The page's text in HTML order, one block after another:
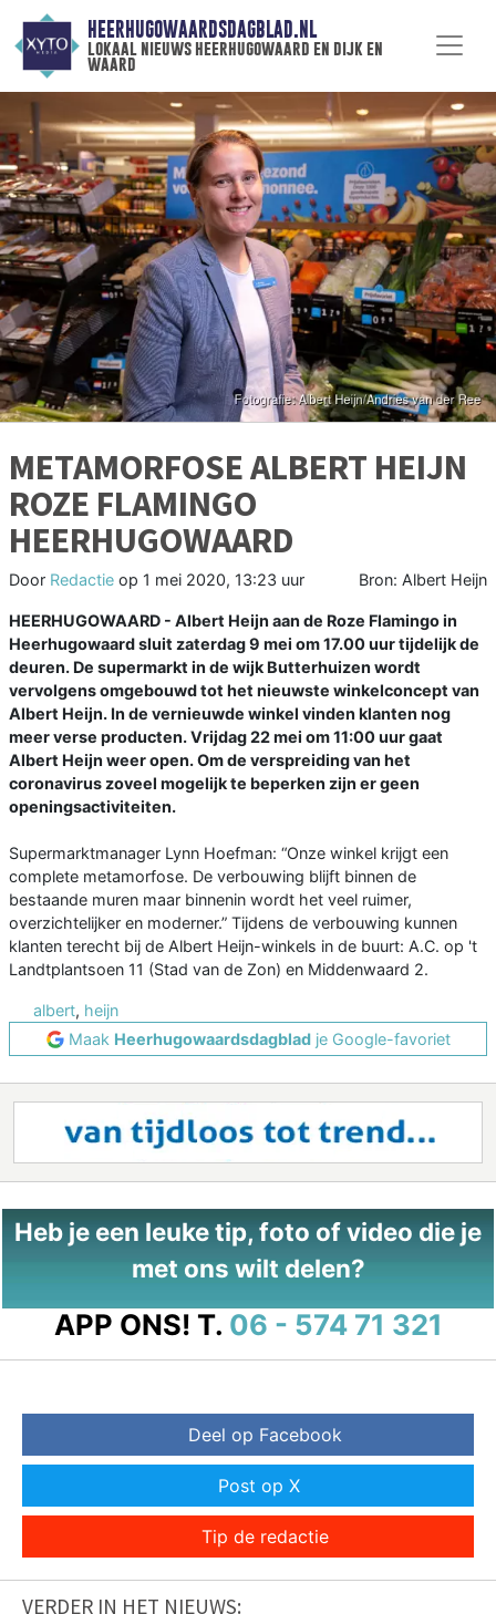
HEERHUGOWAARDSDAGBLAD.NL
lokaal nieuws heerhugowaard en dijk en
waard
METAMORFOSE ALBERT HEIJN
ROZE FLAMINGO
HEERHUGOWAARD
Door Redactie op 1 mei 2020, 13:23 uur Bron: Albert Heijn
HEERHUGOWAARD - Albert Heijn aan de Roze Flamingo in
Heerhugowaard sluit zaterdag 9 mei om 17.00 uur tijdelijk de
deuren. De supermarkt in de wijk Butterhuizen wordt
vervolgens omgebouwd tot het nieuwste winkelconcept van
Albert Heijn. In de vernieuwde winkel vinden klanten nog
meer verse producten. Vrijdag 22 mei om 11:00 uur gaat
Albert Heijn weer open. Om de verspreiding van het
coronavirus zoveel mogelijk te beperken zijn er geen
openingsactiviteiten.
Supermarktmanager Lynn Hoefman: “Onze winkel krijgt een
complete metamorfose. De verbouwing blijft binnen de
bestaande muren maar binnenin wordt het veel ruimer,
overzichtelijker en moderner.” Tijdens de verbouwing kunnen
klanten terecht bij de Albert Heijn-winkels in de buurt: A.C. op 't
Landtplantsoen 11 (Stad van de Zon) en Middenwaard 2.
albert, heijn
Maak Heerhugowaardsdagbladje Google-favoriet
Heb je een leuke tip, foto of video die je
met ons wilt delen?
APP ONS! T. 06 - 574 71 321
Deel op Facebook
Post op X
Tip de redactie
VERDER IN HET NIEUWS: